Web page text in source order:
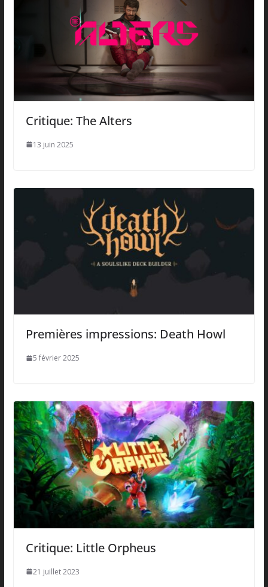
Critique: The Alters
13 juin 2025
Premières impressions: Death Howl
5 février 2025
Critique: Little Orpheus
21 juillet 2023